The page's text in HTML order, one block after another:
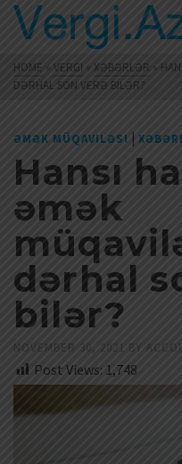
HOME » VERGI » XƏBƏRLƏR »
DƏRHAL SON VERƏ BILƏR?
ƏMƏK MÜQAVILƏSI |
Hansı
əmək
dərhal
bilər?
NOVEMBER 30, 2021 BY
Post Views: 1,748